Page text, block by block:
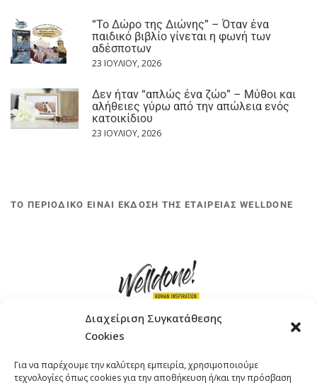
Διαχείριση Συγκατάθεσης
Cookies
Για να παρέχουμε την καλύτερη εμπειρία, χρησιμοποιούμε
τεχνολογίες όπως cookies για την αποθήκευση ή/και την πρόσβαση
“Το Δώρο της Διώνης” – Όταν ένα
παιδικό βιβλίο γίνεται η φωνή των
αδέσποτων
23 ΙΟΥΛΊΟΥ, 2026
Δεν ήταν “απλώς ένα ζώο” – Μύθοι και
αλήθειες γύρω από την απώλεια ενός
κατοικίδιου
23 ΙΟΥΛΊΟΥ, 2026
ΤΟ ΠΕΡΙΟΔΙΚΟ ΕΙΝΑΙ ΕΚΔΟΣΗ ΤΗΣ ΕΤΑΙΡΕΙΑΣ WELLDONE
ΤΗΛΕΦΩΝΟ: +30 211 4021758